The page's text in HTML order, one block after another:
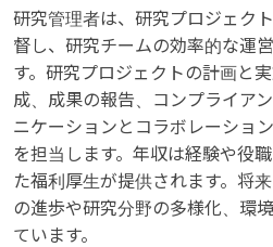
研究管理者は、研究プロジェク
督し、研究チームの効率的な運
す。研究プロジェクトの計画と
成、成果の報告、コンプライア
ニケーションとコラボレーショ
を担当します。年収は経験や役
た福利厚生が提供されます。将
の進歩や研究分野の多様化、環
ています。